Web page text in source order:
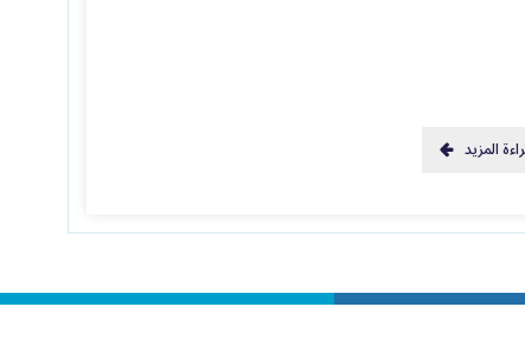
المزيد